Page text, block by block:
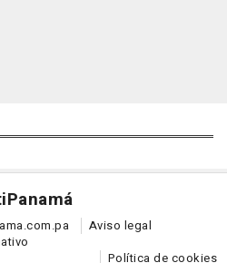
Panamá
Aviso legal
Política de cookies